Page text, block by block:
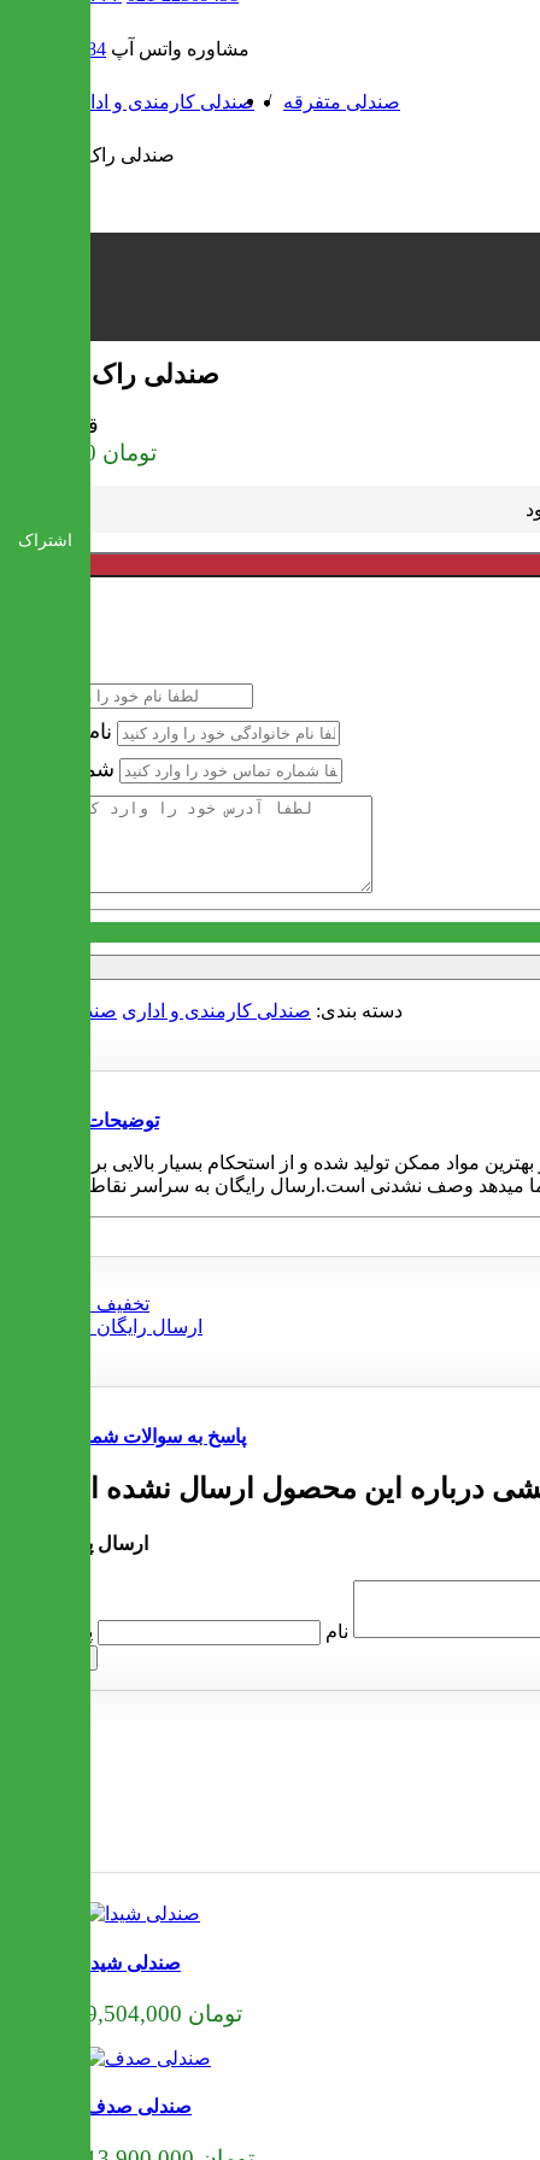
09302308484 مشاوره واتس آپ
صندلی کارمندی و اداری / صندلی متفرقه
صندلی راک آرامیس
قیمت
4,950,000 تومان
نام خانوادگی
شماره تماس
دسته بندی: صندلی کارمندی و اداری صندلی متفرقه
توضیحات
مواد ممکن تولید شده و از استحکام بسیار بالایی برخوردار
میدهد وصف نشدنی است.ارسال رایگان به سراسر نقاط کشور
پاسخ به سوالات شما
ارسال پرسش
نام
صندلی شیدا
9,504,000 تومان
صندلی صدف
اشتراک